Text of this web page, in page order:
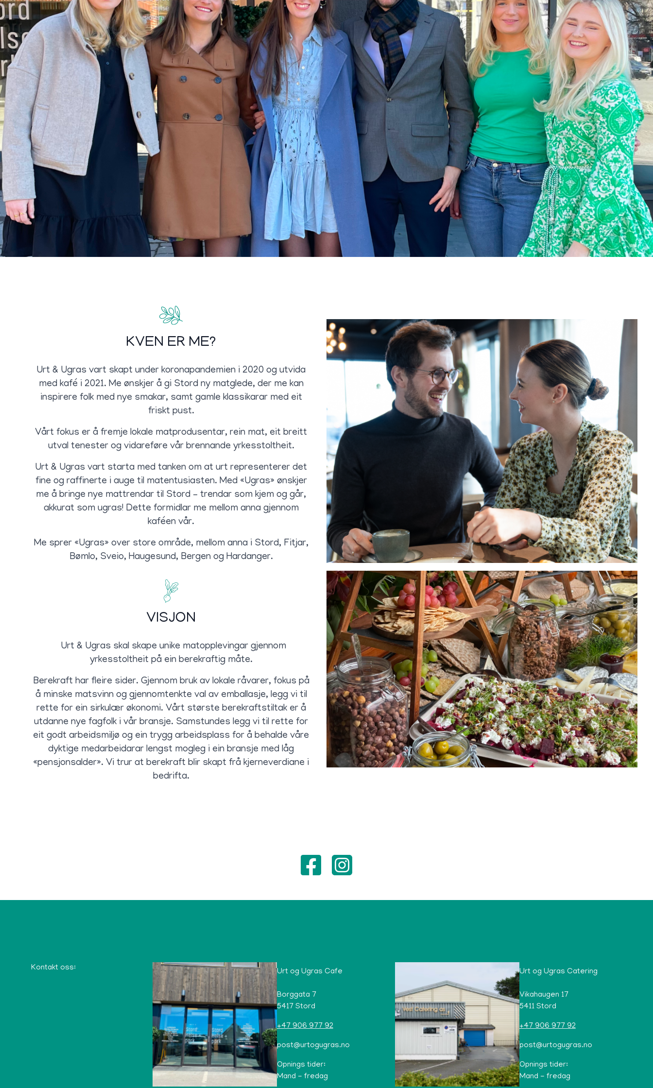
KVEN ER ME?
Urt & Ugras vart skapt under koronapandemien i 2020 og utvida
med kafé i 2021. Me ønskjer å gi Stord ny matglede, der me kan
inspirere folk med nye smakar, samt gamle klassikarar med eit
friskt pust.
Vårt fokus er å fremje lokale matprodusentar, rein mat, eit breitt
utval tenester og vidareføre vår brennande yrkesstoltheit.
Urt & Ugras vart starta med tanken om at urt representerer det
fine og raffinerte i auge til matentusiasten. Med «Ugras» ønskjer
me å bringe nye mattrendar til Stord – trendar som kjem og går,
akkurat som ugras! Dette formidlar me mellom anna gjennom
kaféen vår.
Me sprer «Ugras» over store område, mellom anna i Stord, Fitjar,
Bømlo, Sveio, Haugesund, Bergen og Hardanger.
VISJON
Urt & Ugras skal skape unike matopplevingar gjennom
yrkesstoltheit på ein berekraftig måte.
Berekraft har fleire sider. Gjennom bruk av lokale råvarer, fokus på
å minske matsvinn og gjennomtenkte val av emballasje, legg vi til
rette for ein sirkulær økonomi. Vårt største berekraftstiltak er å
utdanne nye fagfolk i vår bransje. Samstundes legg vi til rette for
eit godt arbeidsmiljø og ein trygg arbeidsplass for å behalde våre
dyktige medarbeidarar lengst mogleg i ein bransje med låg
«pensjonsalder». Vi trur at berekraft blir skapt frå kjerneverdiane i
bedrifta.
Kontakt oss: Urt og Ugras Cafe
Borggata 7
5417 Stord
+47 906 977 92
post@urtogugras.no
Opnings tider:
Mand - fredag
Urt og Ugras Catering
Vikahaugen 17
5411 Stord
+47 906 977 92
post@urtogugras.no
Opnings tider:
Mand - fredag